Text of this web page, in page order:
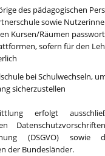
des pädagogischen
sowie
Kursen/Räumen
sofern für den
bei Schulwechseln,
sicherzustellen
erfolgt
(DSGVO) sowie
der Bundesländer.